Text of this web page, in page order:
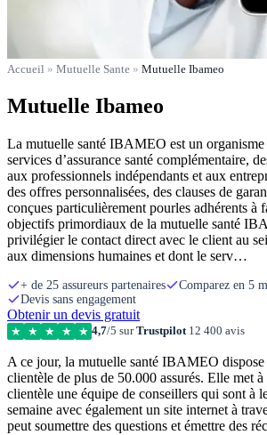
Accueil » Mutuelle Sante » Mutuelle Ibameo
Mutuelle Ibameo
La mutuelle santé IBAMEO est un organisme
services d’assurance santé complémentaire,
aux professionnels indépendants et aux
des offres personnalisées, des clauses de
conçues particulièrement pourles adhérents à
objectifs primordiaux de la mutuelle santé
privilégier le contact direct avec le client au
aux dimensions humaines et dont le serv…
+ de 25 assureurs partenaires
Comparez en 5
Devis sans engagement
Obtenir un devis gratuit
★ ★ ★ ★ ★ 4,7/5 surTrustpilot12 400 avis
A ce jour, la mutuelle santé IBAMEO
clientèle de plus de 50.000 assurés. Elle met
clientèle une équipe de conseillers qui sont à
semaine avec également un site internet à
peut soumettre des questions et émettre des